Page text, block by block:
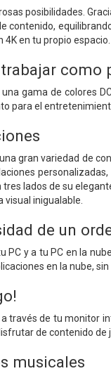
posibilidades.
contenido,
en tu propio espacio.
como
una gama de colores
para el
gran variedad de
lados de su
visual inigualable.
de un
y a tu PC en la
en la nube,
través de tu monitor
de contenido de
musicales